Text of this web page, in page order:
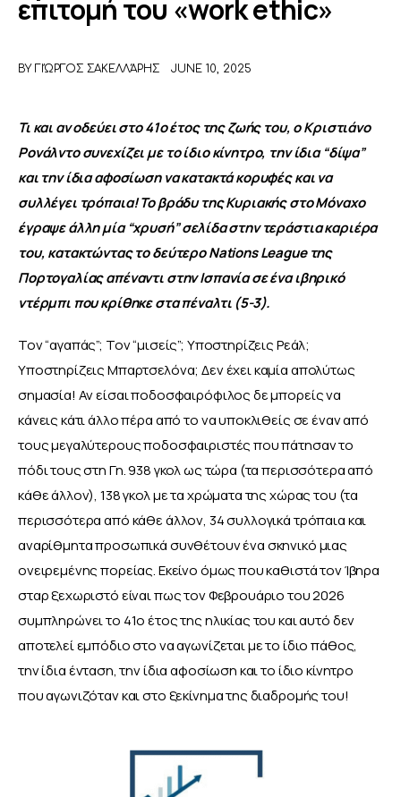
επιτομή του «work ethic»
BY ΓΙΏΡΓΟΣ ΣΑΚΕΛΛΆΡΗΣ JUNE 10, 2025
Τι και αν οδεύει στο 41ο έτος της ζωής του, ο Κριστιάνο
Ρονάλντο συνεχίζει με το ίδιο κίνητρο, την ίδια “δίψα”
και την ίδια αφοσίωση να κατακτά κορυφές και να
συλλέγει τρόπαια! Το βράδυ της Κυριακής στο Μόναχο
έγραψε άλλη μία “χρυσή” σελίδα στην τεράστια καριέρα
του, κατακτώντας το δεύτερο Nations League της
Πορτογαλίας απέναντι στην Ισπανία σε ένα ιβηρικό
ντέρμπι που κρίθηκε στα πέναλτι (5-3).
Τον “αγαπάς”; Τον “μισείς”; Υποστηρίζεις Ρεάλ;
Υποστηρίζεις Μπαρτσελόνα; Δεν έχει καμία απολύτως
σημασία! Αν είσαι ποδοσφαιρόφιλος δε μπορείς να
κάνεις κάτι άλλο πέρα από το να υποκλιθείς σε έναν από
τους μεγαλύτερους ποδοσφαιριστές που πάτησαν το
πόδι τους στη Γη. 938 γκολ ως τώρα (τα περισσότερα από
κάθε άλλον), 138 γκολ με τα χρώματα της χώρας του (τα
περισσότερα από κάθε άλλον, 34 συλλογικά τρόπαια και
αναρίθμητα προσωπικά συνθέτουν ένα σκηνικό μιας
ονειρεμένης πορείας. Εκείνο όμως που καθιστά τον Ίβηρα
σταρ ξεχωριστό είναι πως τον Φεβρουάριο του 2026
συμπληρώνει το 41ο έτος της ηλικίας του και αυτό δεν
αποτελεί εμπόδιο στο να αγωνίζεται με το ίδιο πάθος,
την ίδια ένταση, την ίδια αφοσίωση και το ίδιο κίνητρο
που αγωνιζόταν και στο ξεκίνημα της διαδρομής του!